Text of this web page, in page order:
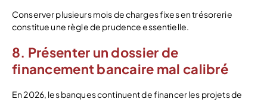
Conserver plusieurs mois de charges fixes en trésorerie
constitue une règle de prudence essentielle.
8. Présenter un dossier de
financement bancaire mal calibré
En 2026, les banques continuent de financer les projets de